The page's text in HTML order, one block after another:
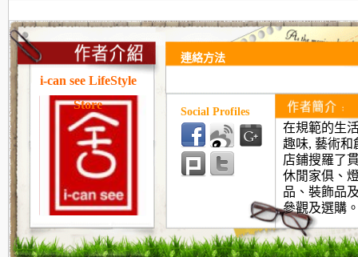
i-can see LifeStyle
Store
在規範的生
趣味, 藝術和
店鋪搜羅了
休閒家俱、
品、裝飾品
參觀及選購
連絡方法
Social Profiles